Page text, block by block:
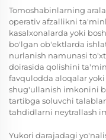
Tomoshabinlarning
operativ afzallikni
kasalxonalarda yoki
bo'lgan ob'ektlarda
nurlanish namunasi
doirasida qolishini
favqulodda aloqalar
shug'ullanish imkonini
tartibga soluvchi
tahdidlarni neytrallash
Yukori darajadagi